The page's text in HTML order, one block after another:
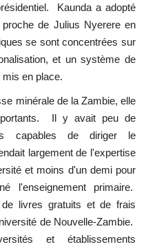
Kaunda a adopté
de Julius Nyerere en
se sont concentrées sur
et un système de
en place.
minérale de la Zambie, elle
Il y avait peu de
capables de diriger le
largement de l'expertise
et moins d'un demi pour
l'enseignement primaire.
livres gratuits et de frais
de Nouvelle-Zambie.
et établissements